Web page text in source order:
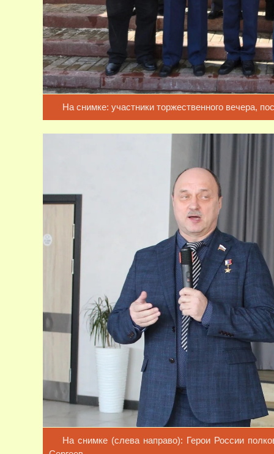
На снимке: участники торжественного вечера,
На снимке (слева направо): Герои России